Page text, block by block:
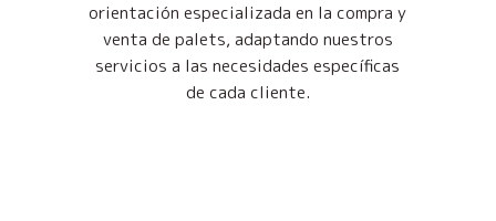
orientación especializada en la compra y
venta de palets, adaptando nuestros
servicios a las necesidades específicas
de cada cliente.